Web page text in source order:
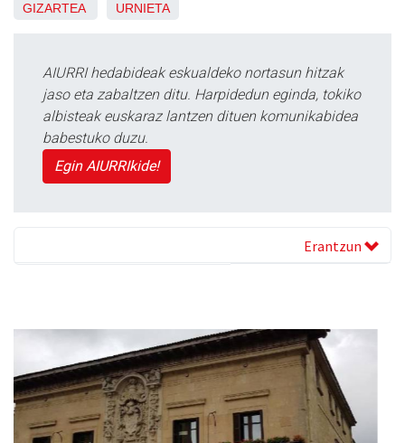
GIZARTEA URNIETA
AIURRI hedabideak eskualdeko nortasun hitzak
jaso eta zabaltzen ditu. Harpidedun eginda, tokiko
albisteak euskaraz lantzen dituen komunikabidea
babestuko duzu.
Egin AIURRIkide!
Erantzun